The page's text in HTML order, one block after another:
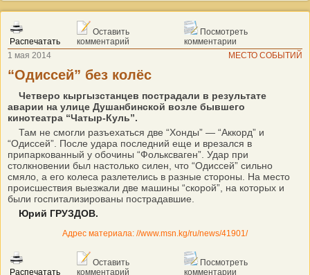
Распечатать
Оставить
комментарий
Посмотреть
комментарии
1 мая 2014
МЕСТО СОБЫТИЙ
“Одиссей” без колёс
Четверо кыргызстанцев пострадали в результате
аварии на улице Душанбинской возле бывшего
кинотеатра “Чатыр-Куль”.
Там не смогли разъехаться две “Хонды” — “Аккорд” и
“Одиссей”. После удара последний еще и врезался в
припаркованный у обочины “Фольксваген”. Удар при
столкновении был настолько силен, что “Одиссей” сильно
смяло, а его колеса разлетелись в разные стороны. На место
происшествия выезжали две машины “скорой”, на которых и
были госпитализированы пострадавшие.
Юрий ГРУЗДОВ.
Адрес материала: //www.msn.kg/ru/news/41901/
Распечатать
Оставить
комментарий
Посмотреть
комментарии